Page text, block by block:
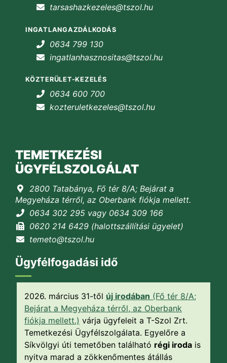
tarsashazkezeles@tszol.hu
INGATLANGAZDÁLKODÁS
0634 799 130
ingatlanhasznositas@tszol.hu
KÖZTERÜLET-KEZELÉS
0634 600 700
kozteruletkezeles@tszol.hu
TEMETKEZÉSI
ÜGYFÉLSZOLGÁLAT
2800 Tatabánya, Fő tér 8/A; Bejárat a
Megyeháza térről, az Oberbank fiókja mellett.
0634 302 295 vagy 0634 309 166
0620 214 6429 (halottszállítási ügyelet)
temeto@tszol.hu
Ügyfélfogadási idő
2026. március 31-től új irodában (Fő tér 8/A;
Bejárat a Megyeháza térről, az Oberbank
fiókja mellett.) várja ügyfeleit a T-Szol Zrt.
Temetkezési Ügyfélszolgálata. Egyelőre a
Síkvölgyi úti temetőben található régi iroda is
nyitva marad a zökkenőmentes átállás